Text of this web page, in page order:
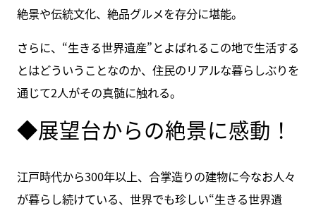
絶景や伝統文化、絶品グルメを存分に堪能。
さらに、“生きる世界遺産”とよばれるこの地で生活する
とはどういうことなのか、住民のリアルな暮らしぶりを
通じて2人がその真髄に触れる。
◆展望台からの絶景に感動！
江戸時代から300年以上、合掌造りの建物に今なお人々
が暮らし続けている、世界でも珍しい“生きる世界遺